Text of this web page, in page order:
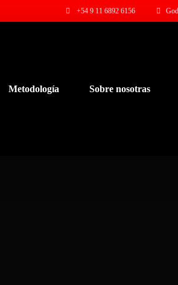
+54 9 11 6892 6156
Metodología Sobre nosotras